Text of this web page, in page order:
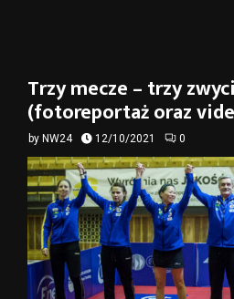
Trzy mecze – trzy
(fotoreportaż oraz
by NW24 12/10/2021 0